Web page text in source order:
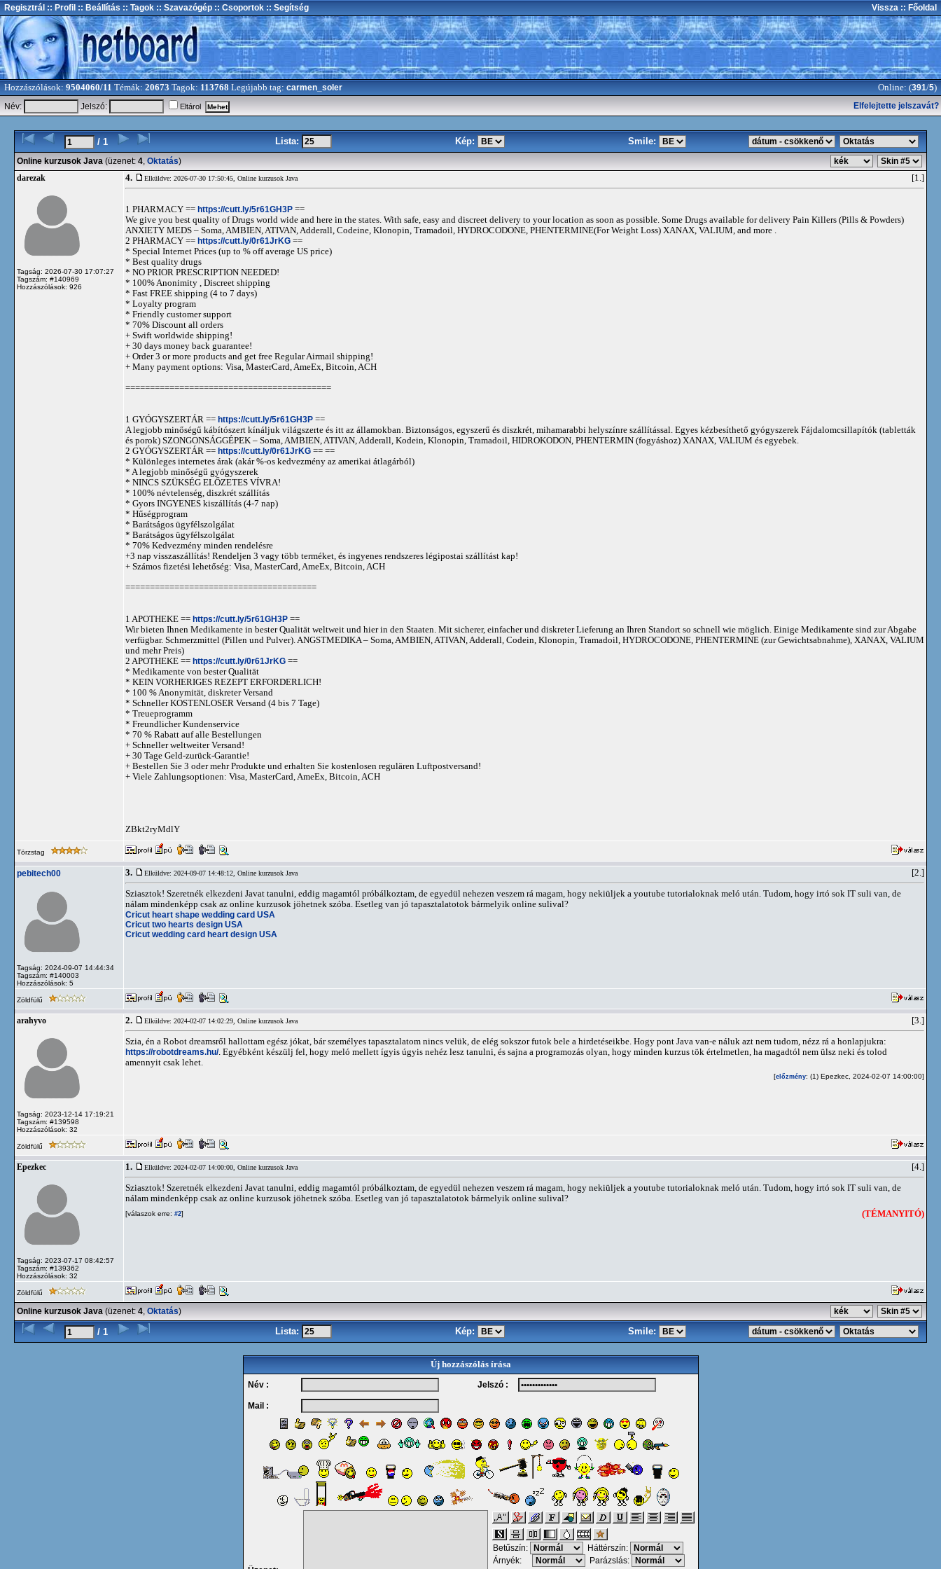
Regisztrál :: Profil :: Beállítás :: Tagok :: Szavazógép :: Csoportok :: Segítség Vissza :: Főoldal
Hozzászólások: 9504060/11 Témák: 20673 Tagok: 113768 Legújabb tag: carmen_soler Online: (391/5)
Név: Jelszó: Eltárol Elfelejtette jelszavát?
/ 1 Lista: Kép: Smile:
Online kurzusok Java (üzenet: 4, Oktatás)
darezak
Tagság: 2026-07-30 17:07:27
Tagszám: #140969
Hozzászólások: 926
4. Elküldve: 2026-07-30 17:50:45, Online kurzusok Java [1.]
1 PHARMACY == https://cutt.ly/5r61GH3P ==
We give you best quality of Drugs world wide and here in the states. With safe, easy and discreet delivery to your location as soon as possible. Some Drugs available for delivery Pain Killers (Pills & Powders)
ANXIETY MEDS – Soma, AMBIEN, ATIVAN, Adderall, Codeine, Klonopin, Tramadoil, HYDROCODONE, PHENTERMINE(For Weight Loss) XANAX, VALIUM, and more .
2 PHARMACY == https://cutt.ly/0r61JrKG ==
* Special Internet Prices (up to % off average US price)
* Best quality drugs
* NO PRIOR PRESCRIPTION NEEDED!
* 100% Anonimity , Discreet shipping
* Fast FREE shipping (4 to 7 days)
* Loyalty program
* Friendly customer support
* 70% Discount all orders
+ Swift worldwide shipping!
+ 30 days money back guarantee!
+ Order 3 or more products and get free Regular Airmail shipping!
+ Many payment options: Visa, MasterCard, AmeEx, Bitcoin, ACH
==========================================
1 GYÓGYSZERTÁR == https://cutt.ly/5r61GH3P ==
A legjobb minőségű kábítószert kínáljuk világszerte és itt az államokban. Biztonságos, egyszerű és diszkrét, mihamarabbi helyszínre szállítással. Egyes kézbesíthető gyógyszerek Fájdalomcsillapítók (tabletták
és porok) SZONGONSÁGGÉPEK – Soma, AMBIEN, ATIVAN, Adderall, Kodein, Klonopin, Tramadoil, HIDROKODON, PHENTERMIN (fogyáshoz) XANAX, VALIUM és egyebek.
2 GYÓGYSZERTÁR == https://cutt.ly/0r61JrKG == ==
* Különleges internetes árak (akár %-os kedvezmény az amerikai átlagárból)
* A legjobb minőségű gyógyszerek
* NINCS SZÜKSÉG ELŐZETES VÍVRA!
* 100% névtelenség, diszkrét szállítás
* Gyors INGYENES kiszállítás (4-7 nap)
* Hűségprogram
* Barátságos ügyfélszolgálat
* Barátságos ügyfélszolgálat
* 70% Kedvezmény minden rendelésre
+3 nap visszaszállítás! Rendeljen 3 vagy több terméket, és ingyenes rendszeres légipostai szállítást kap!
+ Számos fizetési lehetőség: Visa, MasterCard, AmeEx, Bitcoin, ACH
=======================================
1 APOTHEKE == https://cutt.ly/5r61GH3P ==
Wir bieten Ihnen Medikamente in bester Qualität weltweit und hier in den Staaten. Mit sicherer, einfacher und diskreter Lieferung an Ihren Standort so schnell wie möglich. Einige Medikamente sind zur Abgabe
verfügbar. Schmerzmittel (Pillen und Pulver). ANGSTMEDIKA – Soma, AMBIEN, ATIVAN, Adderall, Codein, Klonopin, Tramadoil, HYDROCODONE, PHENTERMINE (zur Gewichtsabnahme), XANAX, VALIUM
und mehr Preis)
2 APOTHEKE == https://cutt.ly/0r61JrKG ==
* Medikamente von bester Qualität
* KEIN VORHERIGES REZEPT ERFORDERLICH!
* 100 % Anonymität, diskreter Versand
* Schneller KOSTENLOSER Versand (4 bis 7 Tage)
* Treueprogramm
* Freundlicher Kundenservice
* 70 % Rabatt auf alle Bestellungen
+ Schneller weltweiter Versand!
+ 30 Tage Geld-zurück-Garantie!
+ Bestellen Sie 3 oder mehr Produkte und erhalten Sie kostenlosen regulären Luftpostversand!
+ Viele Zahlungsoptionen: Visa, MasterCard, AmeEx, Bitcoin, ACH
ZBkt2ryMdlY
Törzstag
pebitech00
Tagság: 2024-09-07 14:44:34
Tagszám: #140003
Hozzászólások: 5
3. Elküldve: 2024-09-07 14:48:12, Online kurzusok Java [2.]
Sziasztok! Szeretnék elkezdeni Javat tanulni, eddig magamtól próbálkoztam, de egyedül nehezen veszem rá magam, hogy nekiüljek a youtube tutorialoknak meló után. Tudom, hogy irtó sok IT suli van, de
nálam mindenképp csak az online kurzusok jöhetnek szóba. Esetleg van jó tapasztalatotok bármelyik online sulival?
Cricut heart shape wedding card USA
Cricut two hearts design USA
Cricut wedding card heart design USA
Zöldfülű
arahyvo
Tagság: 2023-12-14 17:19:21
Tagszám: #139598
Hozzászólások: 32
2. Elküldve: 2024-02-07 14:02:29, Online kurzusok Java [3.]
Szia, én a Robot dreamsről hallottam egész jókat, bár személyes tapasztalatom nincs velük, de elég sokszor futok bele a hirdetéseikbe. Hogy pont Java van-e náluk azt nem tudom, nézz rá a honlapjukra:
https://robotdreams.hu/. Egyébként készülj fel, hogy meló mellett ígyis úgyis nehéz lesz tanulni, és sajna a programozás olyan, hogy minden kurzus tök értelmetlen, ha magadtól nem ülsz neki és tolod
amennyit csak lehet.
[előzmény: (1) Epezkec, 2024-02-07 14:00:00]
Zöldfülű
Epezkec
Tagság: 2023-07-17 08:42:57
Tagszám: #139362
Hozzászólások: 32
1. Elküldve: 2024-02-07 14:00:00, Online kurzusok Java [4.]
Sziasztok! Szeretnék elkezdeni Javat tanulni, eddig magamtól próbálkoztam, de egyedül nehezen veszem rá magam, hogy nekiüljek a youtube tutorialoknak meló után. Tudom, hogy irtó sok IT suli van, de
nálam mindenképp csak az online kurzusok jöhetnek szóba. Esetleg van jó tapasztalatotok bármelyik online sulival?
[válaszok erre: #2] (TÉMANYITÓ)
Zöldfülű
Online kurzusok Java (üzenet: 4, Oktatás)
/ 1 Lista: Kép: Smile:
Új hozzászólás írása
Név : Jelszó :
Mail :
Betűszín:
Háttérszín:
Árnyék:
Parázslás: